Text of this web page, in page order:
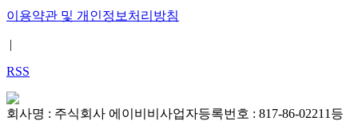
이용약관 및 개인정보처리방침
RSS
회사명 : 주식회사 에이비비 사업자등록번호 : 817-86-02211등